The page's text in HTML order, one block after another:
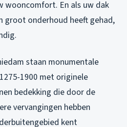
wooncomfort. En als uw dak
groot onderhoud heeft gehad,
staan monumentale
1900 met originele
bedekking die door de
vervangingen hebben
kent